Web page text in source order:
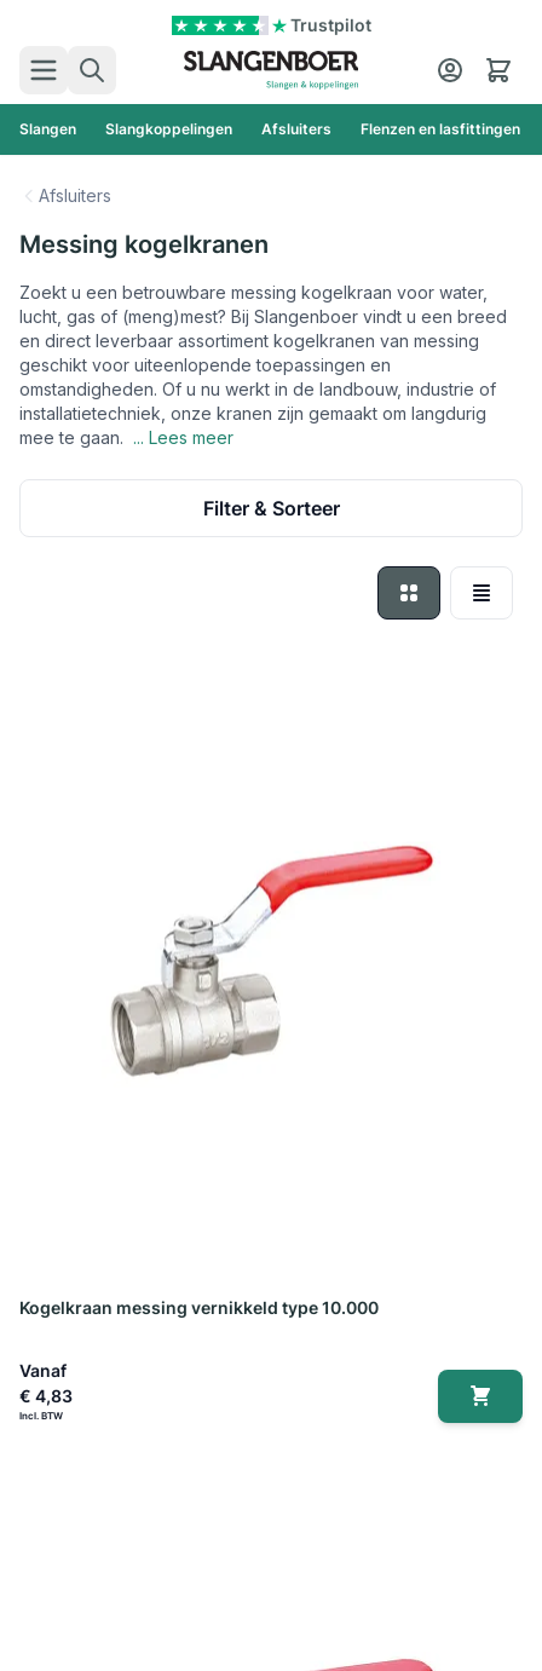
Trustpilot
Zoek
Cart
Slangen Slangkoppelingen Afsluiters Flenzen en lasfittingen
Afsluiters
Messing kogelkranen
Zoekt u een betrouwbare messing kogelkraan voor water,
lucht, gas of (meng)mest? Bij Slangenboer vindt u een breed
en direct leverbaar assortiment kogelkranen van messing
geschikt voor uiteenlopende toepassingen en
omstandigheden. Of u nu werkt in de landbouw, industrie of
installatietechniek, onze kranen zijn gemaakt om langdurig
mee te gaan. ... Lees meer
Filter & Sorteer
Foto-tabelLijst
Kogelkraan messing vernikkeld type 10.000
Vanaf
€ 4,83